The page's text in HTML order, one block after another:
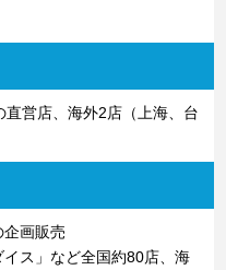
営店、海外2店（上海、台
画販売
イス」など全国約80店、海